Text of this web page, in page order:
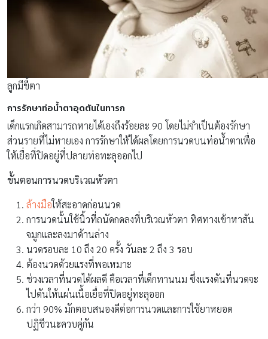
ลูกมีขี้ตา
การรักษาท่อน้ำตาอุดตันในทารก
เด็กแรกเกิดสามารถหายได้เองถึงร้อยละ 90 โดยไม่จำเป็นต้องรักษา
ส่วนรายที่ไม่หายเอง การรักษาให้ได้ผลโดยการนวดบนท่อน้ำตาเพื่อ
ให้เยื่อที่ปิดอยู่ที่ปลายท่อทะลุออกไป
ขั้นตอนการนวดบริเวณหัวตา
ล้างมือให้สะอาดก่อนนวด
การนวดนั้นใช้นิ้วที่ถนัดกดลงที่บริเวณหัวตา ทิศทางเข้าหาสัน
จมูกและลงมาด้านล่าง
นวดรอบละ 10 ถึง 20 ครั้ง วันละ 2 ถึง 3 รอบ
ต้องนวดด้วยแรงที่พอเหมาะ
ช่วงเวลาที่นวดได้ผลดี คือเวลาที่เด็กทานนม ซึ่งแรงดันที่นวดจะ
ไปดันให้แผ่นเนื้อเยื่อที่ปิดอยู่ทะลุออก
กว่า 90% มักตอบสนองดีต่อการนวดและการใช้ยาหยอด
ปฏิชีวนะควบคู่กัน